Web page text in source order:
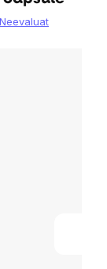
Neevaluat